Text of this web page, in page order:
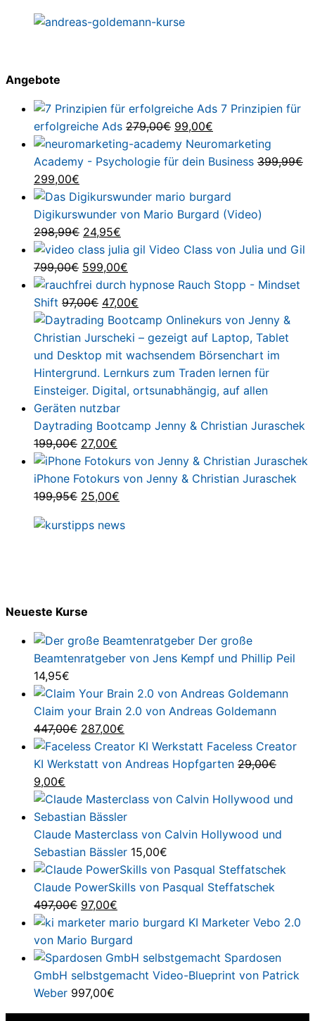
Angebote
7 Prinzipien für
erfolgreiche Ads 279,00€ Ursprünglicher
Preis
war:
99,00€
Preis
ist:
Neuromarketing
Academy - Psychologie für dein Business 399,99€
Ursprünglicher
Preis
war:
399,99€
299,00€
Preis
ist:
299,00€.
Digikurswunder von Mario Burgard (Video)
298,99€ Ursprünglicher
Preis
war:
298,99€
24,95€
Preis
ist:
24,95€.
Video Class von Julia und Gil
799,00€ Ursprünglicher
Preis
war:
799,00€
599,00€
Preis
ist:
599,00€.
Rauch Stopp - Mindset
Shift 97,00€ Ursprünglicher
Preis
war:
97,00€
47,00€
Preis
ist:
47,00€.
Daytrading Bootcamp Jenny & Christian Juraschek
199,00€ Ursprünglicher
Preis
war:
199,00€
27,00€
Preis
ist:
27,00€.
iPhone Fotokurs von Jenny & Christian Juraschek
199,95€ Ursprünglicher
war:
25,00€
ist:
Neueste Kurse
Der große
Beamtenratgeber von Jens Kempf und Phillip Peil
14,95€
Claim your Brain 2.0 von Andreas Goldemann
447,00€ Ursprünglicher
Preis
war:
287,00€
Preis
ist:
Faceless Creator
KI Werkstatt von Andreas Hopfgarten 29,00€
Ursprünglicher
Preis
war:
29,00€
9,00€
Preis
ist:
9,00€.
Claude Masterclass von Calvin Hollywood und
Sebastian Bässler 15,00€
Claude PowerSkills von Pasqual Steffatschek
497,00€ Ursprünglicher
Preis
war:
497,00€
97,00€
Preis
ist:
97,00€.
KI Marketer Vebo 2.0
von Mario Burgard
Spardosen
GmbH selbstgemacht Video-Blueprint von Patrick
Weber 997,00€